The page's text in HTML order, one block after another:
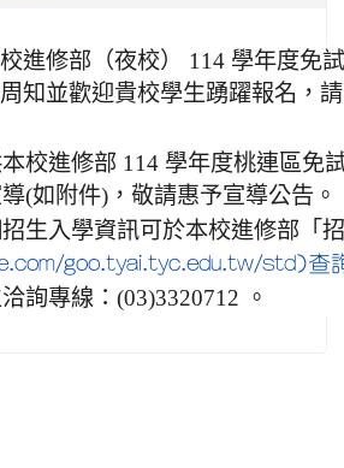
進修部（夜校） 114 學年度免
知並歡迎貴校學生踴躍報名，
校進修部 114 學年度桃連區免
(如附件)，敬請惠予宣導公告。
生入學資訊可於本校進修部「
goo.tyai.tyc.edu.tw/std)查
詢專線：(03)3320712 。